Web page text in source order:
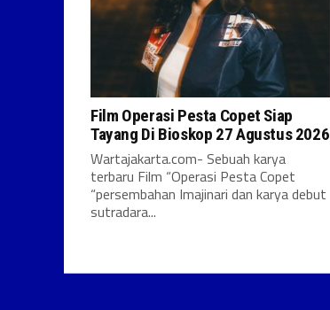
Film Operasi Pesta Copet Siap
Tayang Di Bioskop 27 Agustus 2026
Wartajakarta.com- Sebuah karya
terbaru Film “Operasi Pesta Copet
“persembahan Imajinari dan karya debut
sutradara...